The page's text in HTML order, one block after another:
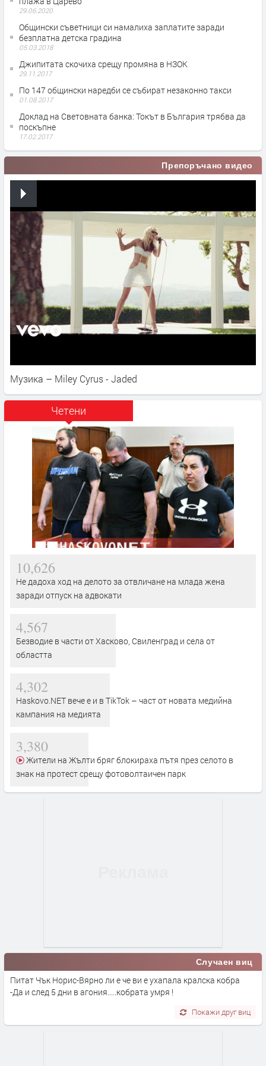
29.06.2020
Общински съветници си намалиха заплатите заради
безплатна детска градина
05.03.2018
Джипитата скочиха срещу промяна в НЗОК
29.11.2017
По 147 общински наредби се събират незаконно такси
01.08.2017
Доклад на Световната банка: Токът в България трябва да
поскъпне
17.02.2017
Препоръчано видео
Музика – Miley Cyrus - Jaded
Четени
10,626
Не дадоха ход на делото за отвличане на млада жена
заради отпуск на адвокати
4,567
Безводие в части от Хасково, Свиленград и села от
областта
4,302
Haskovo.NET вече е и в TikTok – част от новата медийна
кампания на медията
3,380
знак на протест срещу фотоволтаичен парк
Случаен виц
Питат Чък Норис-Вярно ли е че ви е ухапала кралска кобра
-Да и след 5 дни в агония.....кобрата умря !
Покажи друг виц